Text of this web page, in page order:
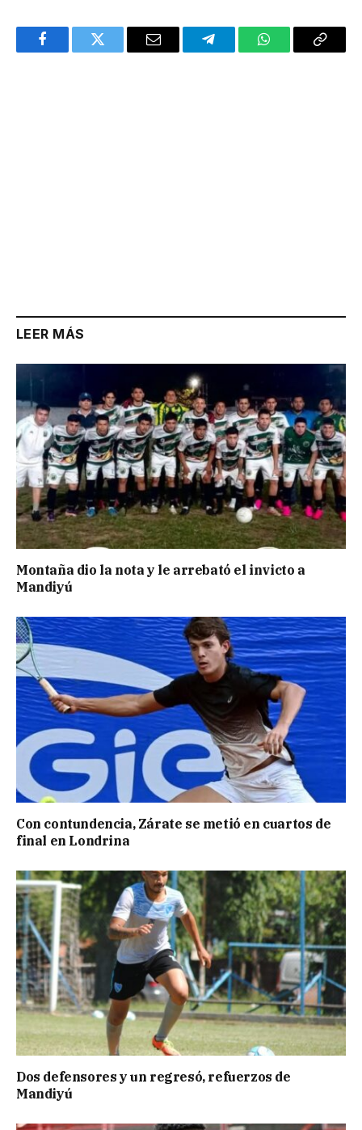
FacebookTwitter Email TelegramWhatsAppCopy
LEER MÁS
Montaña dio la nota y le arrebató el invicto a
Mandiyú
Con contundencia, Zárate se metió en cuartos de
final en Londrina
Dos defensores y un regresó, refuerzos de
Mandiyú